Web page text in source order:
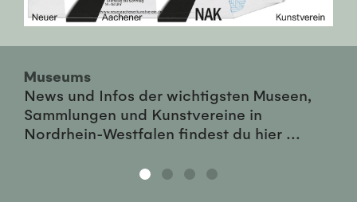
Museums
News und Infos der wichtigsten Museen,
Sammlungen und Kunstvereine in
Nordrhein-Westfalen findest du hier ...